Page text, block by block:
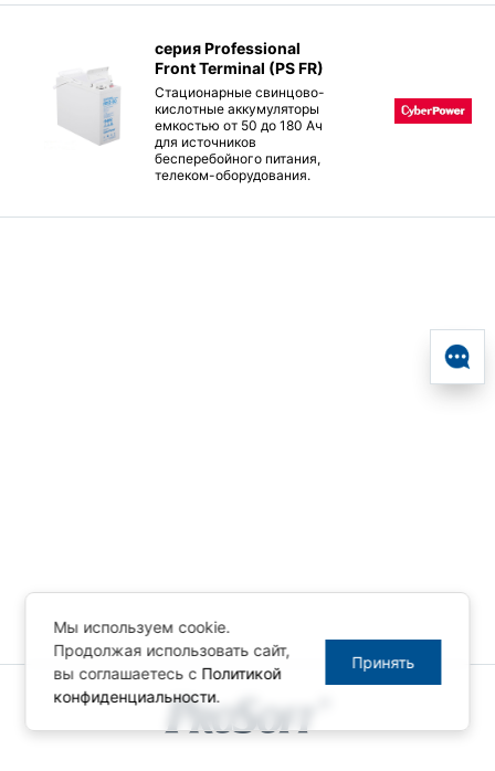
серия Professional
Front Terminal (PS FR)
Стационарные свинцово-
кислотные аккумуляторы
емкостью от 50 до 180 Ач
для источников
бесперебойного питания,
телеком-оборудования.
Мы используем cookie.
Продолжая использовать сайт,
вы соглашаетесь с Политикой
конфиденциальности.
Принять